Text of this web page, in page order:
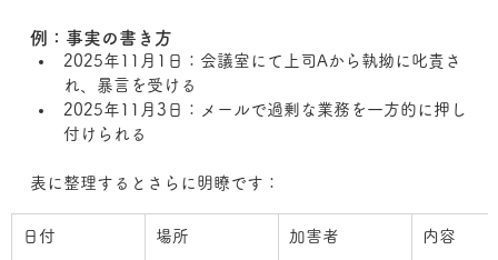
例：事実の書き方
2025年11月1日：会議室にて上司Aから執拗に叱責さ
れ、暴言を受ける
2025年11月3日：メールで過剰な業務を一方的に押し
付けられる
表に整理するとさらに明瞭です：
日付 場所 加害者 内容